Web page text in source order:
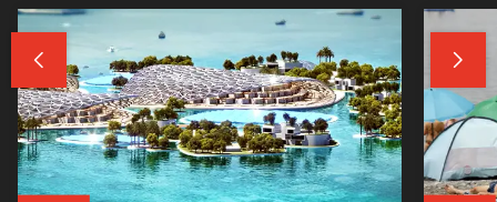
 